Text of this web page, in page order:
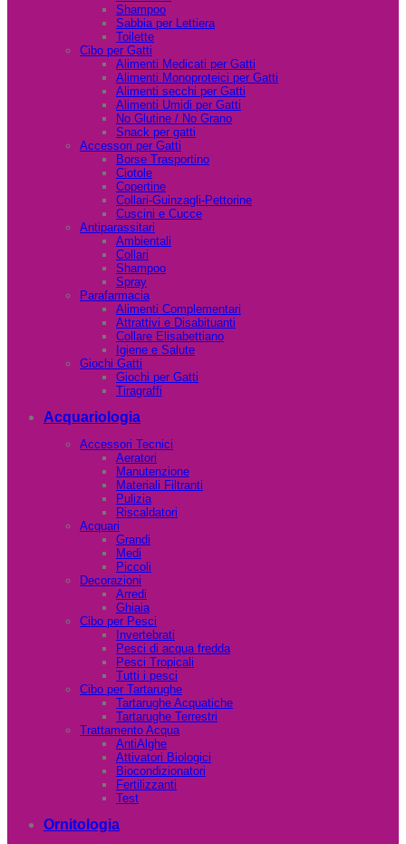
Shampoo
Sabbia per Lettiera
Toilette
Cibo per Gatti
Alimenti Medicati per Gatti
Alimenti Monoproteici per Gatti
Alimenti secchi per Gatti
Alimenti Umidi per Gatti
No Glutine / No Grano
Snack per gatti
Accessori per Gatti
Borse Trasportino
Ciotole
Copertine
Collari-Guinzagli-Pettorine
Cuscini e Cucce
Antiparassitari
Ambientali
Collari
Shampoo
Spray
Parafarmacia
Alimenti Complementari
Attrattivi e Disabituanti
Collare Elisabettiano
Igiene e Salute
Giochi Gatti
Giochi per Gatti
Tiragraffi
Acquariologia
Accessori Tecnici
Aeratori
Manutenzione
Materiali Filtranti
Pulizia
Riscaldatori
Acquari
Grandi
Medi
Piccoli
Decorazioni
Arredi
Ghiaia
Cibo per Pesci
Invertebrati
Pesci di acqua fredda
Pesci Tropicali
Tutti i pesci
Cibo per Tartarughe
Tartarughe Acquatiche
Tartarughe Terrestri
Trattamento Acqua
AntiAlghe
Attivatori Biologici
Biocondizionatori
Fertilizzanti
Test
Ornitologia